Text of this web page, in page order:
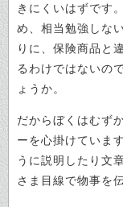
きにくいはずです
め、相当勉強しな
りに、保険商品と
るわけではないの
ょうか。
だからぼくはむず
ーを心掛けていま
うに説明したり文
さま目線で物事を